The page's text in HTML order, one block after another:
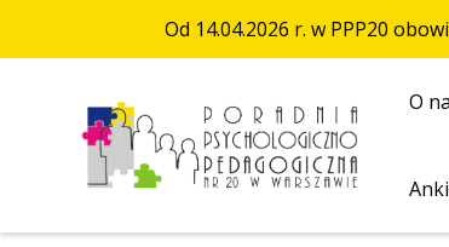
Od 14.04.2026 r. w PPP20
O